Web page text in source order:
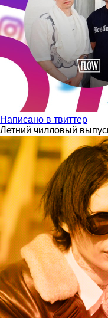
Написано в твиттер
Летний чилловый